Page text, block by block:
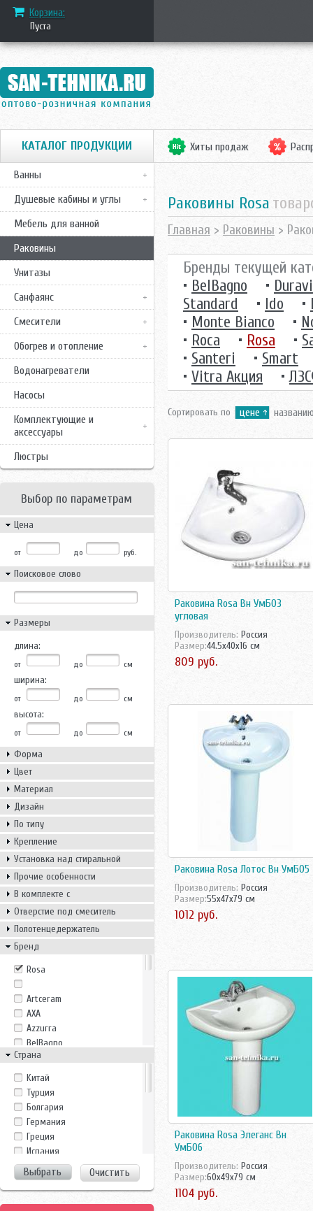
Корзина:
Пуста
КАТАЛОГ ПРОДУКЦИИ
Ванны
Душевые кабины и углы
Мебель для ванной
Раковины
Унитазы
Санфаянс
Смесители
Обогрев и отопление
Водонагреватели
Насосы
Комплектующие и
аксессуары
Люстры
Выбор по параметрам
Цена
от до руб.
Поисковое слово
Размеры
длина:
от до см
ширина:
от до см
высота:
от до см
Форма
Цвет
Материал
Дизайн
По типу
Крепление
Установка над стиральной
машиной
Прочие особенности
В комплекте с
Отверстие под смеситель
Полотенцедержатель
Бренд
Rosa
Artceram
AXA
Azzurra
BelBagno
Duravit
Gala
Gsi
Gustavsberg
Ideal Standard
Ido
Ifo
Jacob Delafon
Jika
Laufen
Страна
Kитай
Tурция
Болгария
Германия
Греция
Испания
Италия
Китай
Росcия
Очистить
Хиты продаж
Раковины Rosa
Главная > Раковины >
Бренды текущей
• BelBagno •
Standard
• Ido •
• Monte Bianco •
• Roca • Rosa •
• Santeri • Smart
• Vitra Акция •
Сортировать по цене
Раковина Rosa Вн УмБ03
угловая
Производитель: Россия
Размер:44.5x40x16 см
809 руб.
Раковина Rosa Лотос Вн УмБ05
Производитель: Россия
Размер:55x47x79 см
1012 руб.
Раковина Rosa Элеганс Вн
УмБ06
Производитель: Россия
Размер:60x49x79 см
1104 руб.